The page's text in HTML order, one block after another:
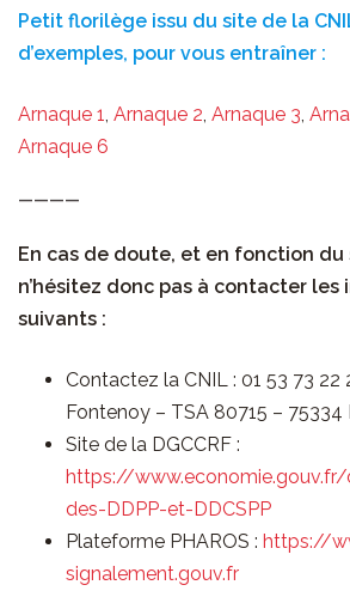
Petit florilège issu du site de la
d’exemples, pour vous entraîner :
Arnaque 1, Arnaque 2, Arnaque 3,
Arnaque 6
————
En cas de doute, et en fonction du
n’hésitez donc pas à contacter
suivants :
Contactez la CNIL : 01 53 73 22
Fontenoy – TSA 80715 – 75334
Site de la DGCCRF :
https://
des-DDPP-et-DDCSPP
Plateforme PHAROS : https://
signalement.gouv.fr